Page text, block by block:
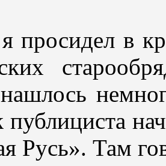
в
нашлось
Русь». Там